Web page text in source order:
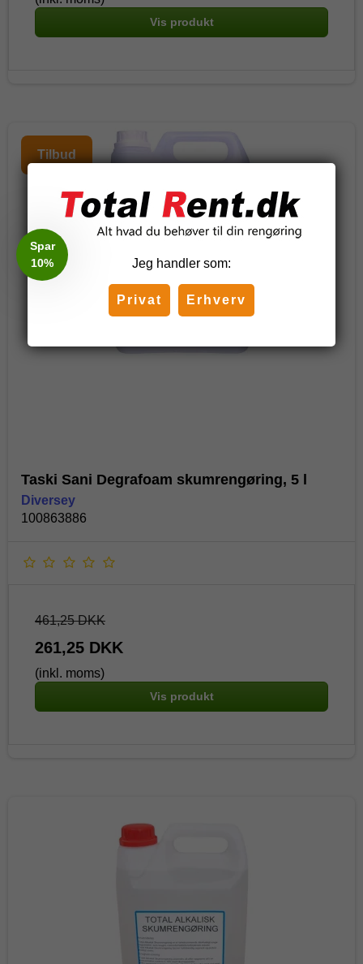
Vis produkt
Tilbud
Taski Sani Degrafoam skumrengøring, 5 l
Diversey
100863886
461,25 DKK
261,25 DKK
(inkl. moms)
Vis produkt
Jeg handler som:
Privat Erhverv
Spar
10%